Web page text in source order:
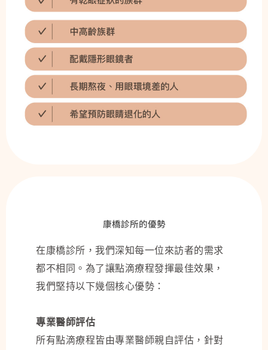
康橋診所的優勢
在康橋診所，我們深知每一位來訪者的需求
都不相同。為了讓點滴療程發揮最佳效果，
我們堅持以下幾個核心優勢：
專業醫師評估
所有點滴療程皆由專業醫師親自評估，針對